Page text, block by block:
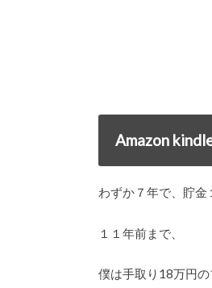
Amazon
わずか７年で、貯金
１１年前まで、
僕は手取り18万円の